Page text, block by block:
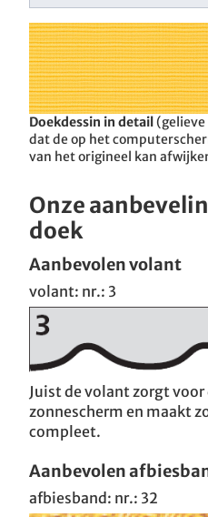
Doekdessin in detail(gelieve
dat de op het
van het origineel kan
Onze
doek
Aanbevolen volant
volant: nr.: 3
Juist de volant zorgt voor
zonnescherm en maakt
compleet.
Aanbevolen
afbiesband: nr.: 32